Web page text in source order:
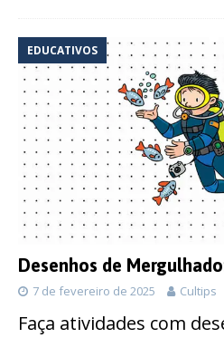
EDUCATIVOS
Desenhos de
7 de fevereiro de 2025 Cultips
Faça atividades com